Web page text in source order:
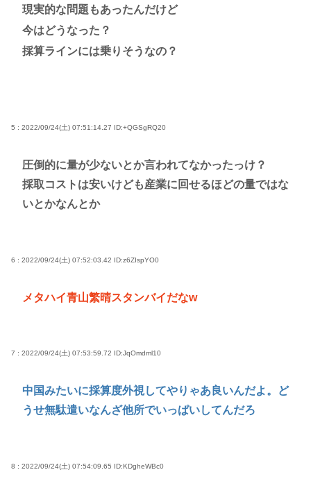
現実的な問題もあったんだけど
今はどうなった？
採算ラインには乗りそうなの？
5 : 2022/09/24(土) 07:51:14.27 ID:+QGSgRQ20
圧倒的に量が少ないとか言われてなかったっけ？
採取コストは安いけども産業に回せるほどの量ではな
いとかなんとか
6 : 2022/09/24(土) 07:52:03.42 ID:z6ZIspYO0
メタハイ青山繁晴スタンバイだなw
7 : 2022/09/24(土) 07:53:59.72 ID:JqOmdml10
中国みたいに採算度外視してやりゃあ良いんだよ。ど
うせ無駄遣いなんざ他所でいっぱいしてんだろ
8 : 2022/09/24(土) 07:54:09.65 ID:KDgheWBc0